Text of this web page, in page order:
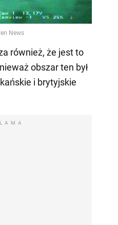
również, że jest to
obszar ten był
i brytyjskie